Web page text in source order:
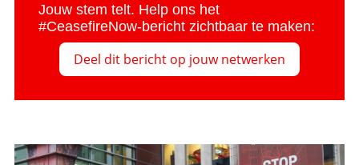
Jouw stem telt. Help ons het
#CeasefireNow-bericht zichtbaar te maken:
Deel dit bericht op jouw netwerken